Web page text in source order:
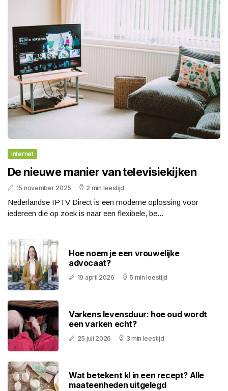
Internet
De nieuwe manier van televisiekijken
15 november 2025 2 min leestijd
Nederlandse IPTV Direct is een moderne oplossing voor
iedereen die op zoek is naar een flexibele, be...
Hoe noem je een vrouwelijke
advocaat?
19 april 2026 5 min leestijd
Varkens levensduur: hoe oud wordt
een varken echt?
25 juli 2026 3 min leestijd
Wat betekent kl in een recept? Alle
maateenheden uitgelegd